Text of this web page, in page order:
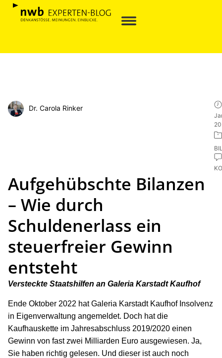
Dr. Carola Rinker
Aufgehübschte Bilanzen
– Wie durch
Schuldenerlass ein
steuerfreier Gewinn
entsteht
Versteckte Staatshilfen an Galeria Karstadt Kaufhof
Ende Oktober 2022 hat Galeria Karstadt Kaufhof Insolvenz
in Eigenverwaltung angemeldet. Doch hat die
Kaufhauskette im Jahresabschluss 2019/2020 einen
Gewinn von fast zwei Milliarden Euro ausgewiesen. Ja,
Sie haben richtig gelesen. Und dieser ist auch noch